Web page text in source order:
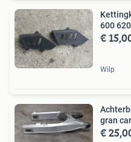
600
€
Wilp
gran
€